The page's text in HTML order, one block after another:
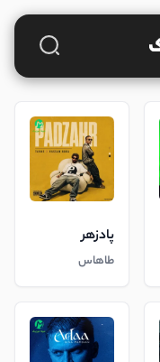
پادزهر
طاهاس